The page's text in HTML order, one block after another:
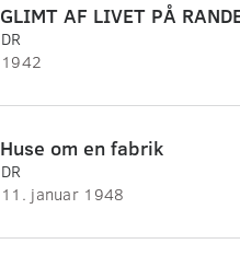
GLIMT AF LIVET PÅ
DR
1942
Huse om en fabrik
DR
11. januar 1948